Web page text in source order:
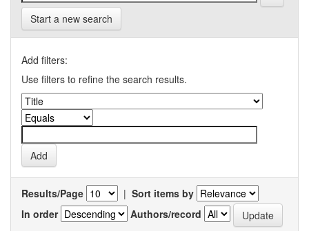
Start a new search
Add filters:
Use filters to refine the search results.
Results/Page | Sort items by
In order
Authors/record